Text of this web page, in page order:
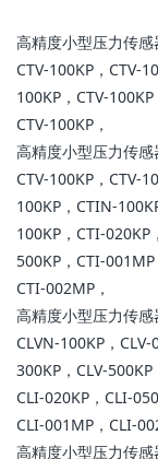
高精度小型压力传感
CTV-100KP，CTV-
100KP，CTV-
CTV-100KP，
高精度小型压力传感
CTV-100KP，CTV-
100KP，CTIN-
100KP，CTI-020KP
500KP，CTI-001MP
CTI-002MP，
高精度小型压力传感
CLVN-100KP，
300KP，CLV-
CLI-020KP，CLI-
CLI-001MP，CLI-
高精度小型压力传感